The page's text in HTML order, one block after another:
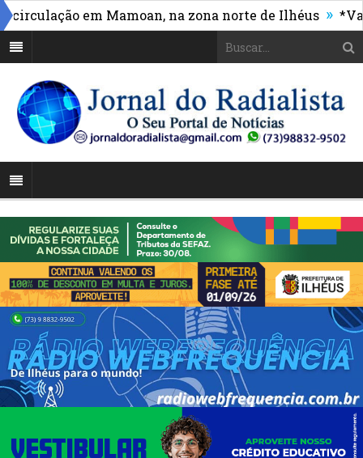
em Mamoan, na zona norte de Ilhéus » *Vasco